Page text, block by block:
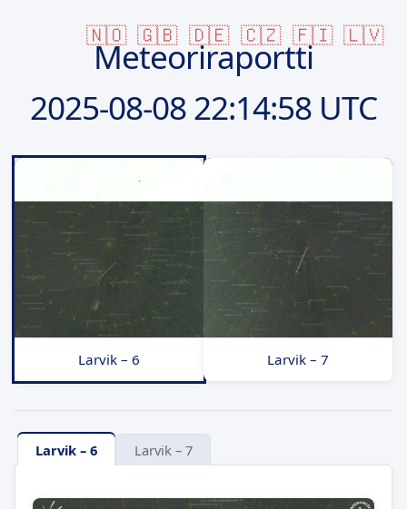
🇳🇴 🇬🇧 🇩🇪 🇨🇿 🇫🇮 🇱🇻
Meteoriraportti
2025-08-0822:14:58 UTC
Larvik – 6 Larvik – 7
Larvik – 6 Larvik – 7